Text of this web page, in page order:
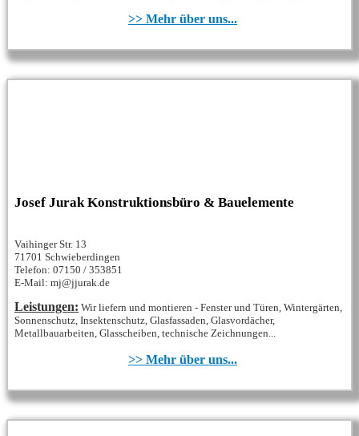
>> Mehr über uns...
Josef Jurak Konstruktionsbüro & Bauelemente
Vaihinger Str. 13
71701 Schwieberdingen
Telefon: 07150 / 353851
E-Mail: mj@jjurak.de
Leistungen: Wir liefern und montieren - Fenster und Türen, Wintergärten,
Sonnenschutz, Insektenschutz, Glasfassaden, Glasvordächer,
Metallbauarbeiten, Glasscheiben, technische Zeichnungen...
>> Mehr über uns...